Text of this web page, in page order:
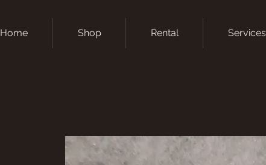
Home Shop Rental Services